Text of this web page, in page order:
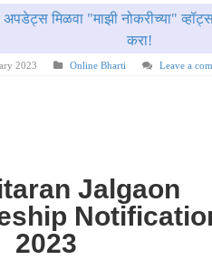
प्रवेशासाठी तब्बल २ लाख १६ हजार
मध्ये १३९ सहायक प्राध्यापक पदांची
अपडेट्स मिळवा "माझी नोकरीच्या"
करा!
2023 Online Bharti Leave a
Jalgaon
2023